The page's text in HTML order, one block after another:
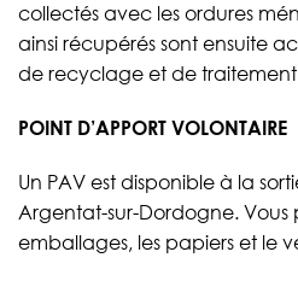
collectés avec les ordures
ainsi récupérés sont ensuite
de recyclage et de
POINT D’APPORT VOLONTAIRE
Un PAV est disponible à la
Argentat-sur-Dordogne. Vous
emballages, les papiers et le